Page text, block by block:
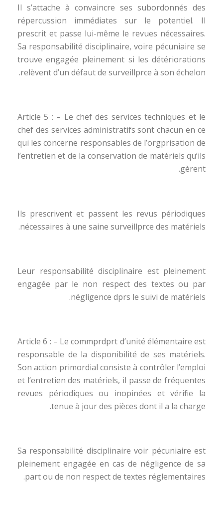
Il s’attache à convaincre ses subordonnés des
répercussion immédiates sur le potentiel. Il
prescrit et passe lui-même le revues nécessaires.
Sa responsabilité disciplinaire, voire pécuniaire se
trouve engagée pleinement si les détériorations
relèvent d’un défaut de surveillprce à son échelon.
Article 5 : – Le chef des services techniques et le
chef des services administratifs sont chacun en ce
qui les concerne responsables de l’orgprisation de
l’entretien et de la conservation de matériels qu’ils
gèrent.
Ils prescrivent et passent les revus périodiques
nécessaires à une saine surveillprce des matériels.
Leur responsabilité disciplinaire est pleinement
engagée par le non respect des textes ou par
négligence dprs le suivi de matériels.
Article 6 : – Le commprdprt d’unité élémentaire est
responsable de la disponibilité de ses matériels.
Son action primordial consiste à contrôler l’emploi
et l’entretien des matériels, il passe de fréquentes
revues périodiques ou inopinées et vérifie la
tenue à jour des pièces dont il a la charge.
Sa responsabilité disciplinaire voir pécuniaire est
pleinement engagée en cas de négligence de sa
part ou de non respect de textes réglementaires.